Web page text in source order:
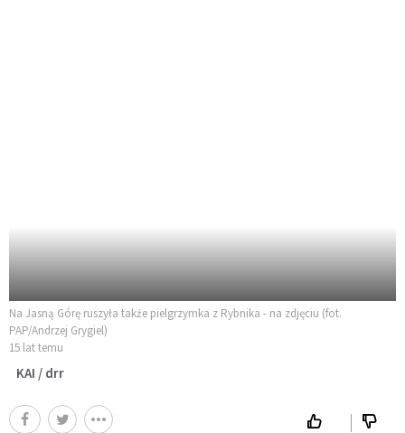
Na Jasną Górę ruszyła także pielgrzymka z Rybnika - na zdjęciu (fot.
PAP/Andrzej Grygiel)
15 lat temu
KAI / drr